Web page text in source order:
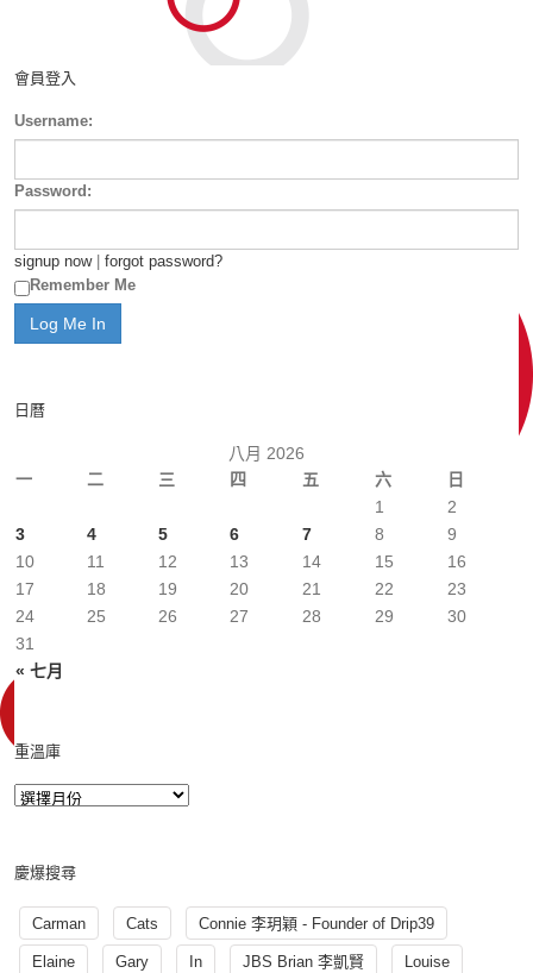
會員登入
Username:
Password:
signup now| forgot password?
Remember Me
日曆
八月 2026
一
二 三 四 五 六 日
« 七月
1
2
3
4 5 6 7 8
9
10
11 12 13 14 15
16
17
18 19 20 21 22
23
24
25 26 27 28 29
30
31
重溫庫
慶爆搜尋
Carman Cats Connie 李玥穎 - Founder of Drip39
Elaine Gary In JBS Brian 李凱賢 Louise